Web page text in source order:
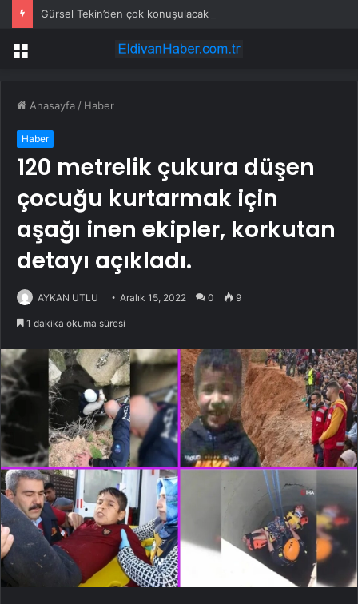
Menü
Anasayfa / Haber
Haber
120 metrelik çukura düşen
çocuğu kurtarmak için
aşağı inen ekipler, korkutan
detayı açıkladı.
AYKAN UTLU Aralık 15, 2022 0 9
1 dakika okuma süresi